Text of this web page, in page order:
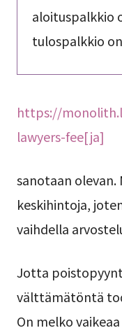
aloituspalkkio
tulospalkkio
https://
lawyers-fee[ja]
sanotaan olevan.
keskihintoja,
vaihdella
Jotta
välttämätöntä
On melko